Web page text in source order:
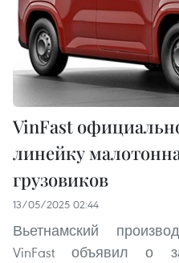
VinFast
линейку
грузовиков
13/05/2025 02:44
Вьетнамский
VinFast объявил о